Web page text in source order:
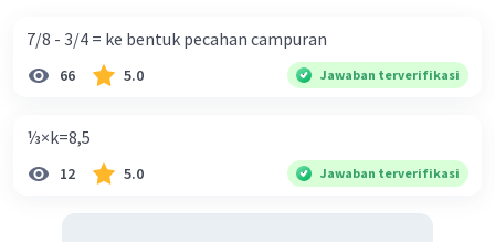
7/8 - 3/4 = ke bentuk pecahan campuran
66 5.0 Jawaban terverifikasi
⅓×k=8,5
12 5.0 Jawaban terverifikasi